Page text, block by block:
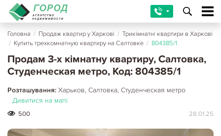
Головна / Продаж квартир у Харкові / Трикімнатні квартири в Харкові
/ Купить трехкомнатную квартиру на Салтовке / 804385/1
Продам 3-х кімнатну квартиру, Салтовка,
Студенческая метро, Код: 804385/1
Розташування: Харьков, Салтовка, Студенческая метро
Дивитися на мапі
500 28.01.25